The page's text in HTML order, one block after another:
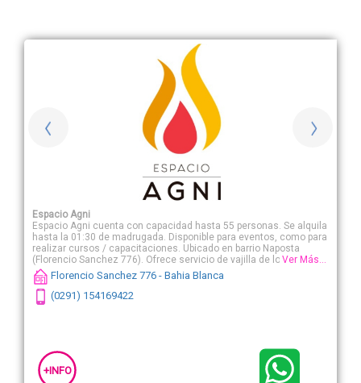
Espacio Agni
Espacio Agni cuenta con capacidad hasta 55 personas. Se alquila
hasta la 01:30 de madrugada. Disponible para eventos, como para
realizar cursos / capacitaciones. Ubicado en barrio Naposta
(Florencio Sanchez 776). Ofrece servicio de vajilla de loza,
mantelería blanca y cubiertos de acero, en mesas redondas de
hasta 8 personas. Ambiente climatizado (AA frío/calor y
calefactores). Cuenta con cocina totalmente equipada (cocina
industrial, heladera, freezer, microondas y utensillos de cocina),
Ver Más...
Florencio Sanchez 776 - Bahia Blanca
(0291) 154169422
+INFO